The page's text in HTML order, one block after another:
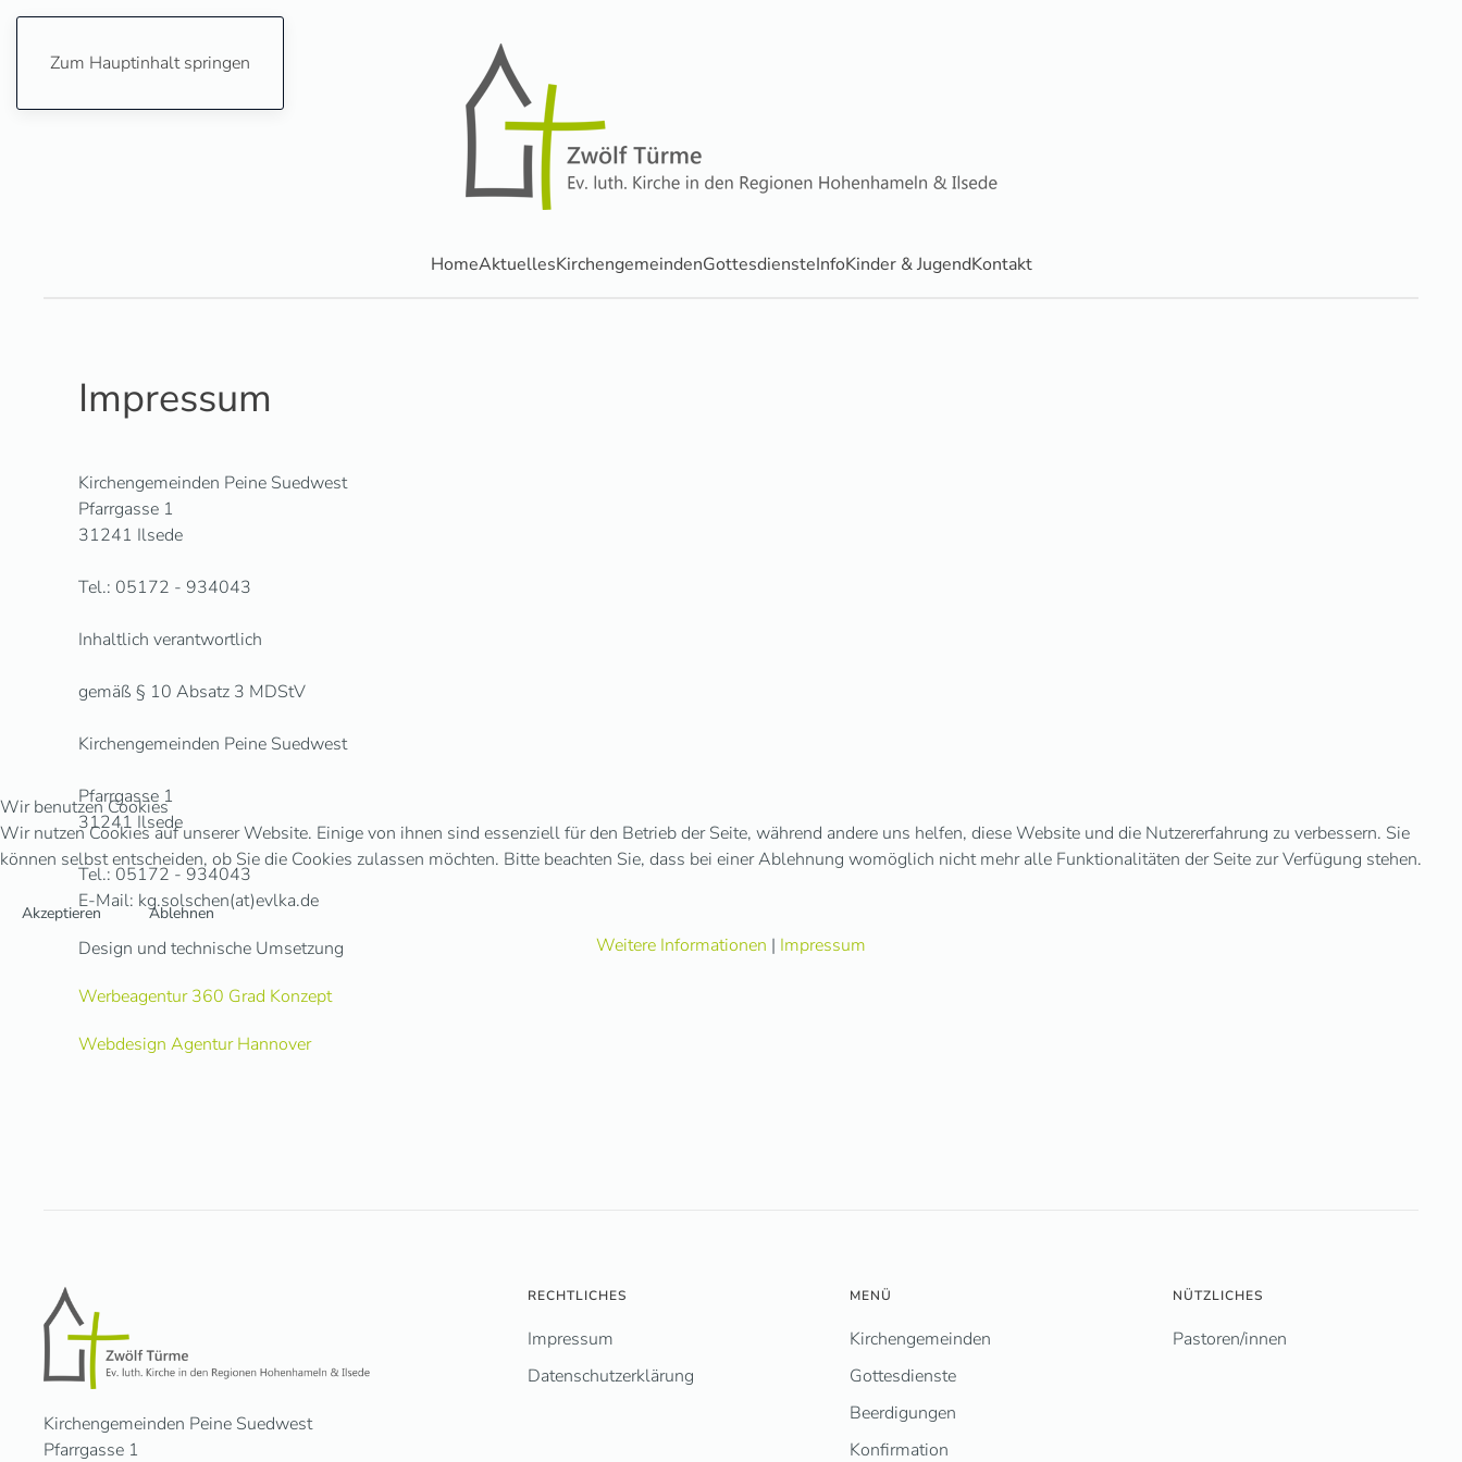
Zum Hauptinhalt springen
HomeAktuellesKirchengemeindenGottesdiensteInfoKinder & JugendKontakt
Impressum
Kirchengemeinden Peine Suedwest
Pfarrgasse 1
31241 Ilsede
Tel.: 05172 - 934043
Inhaltlich verantwortlich
gemäß § 10 Absatz 3 MDStV
Kirchengemeinden Peine Suedwest
Pfarrgasse 1
31241 Ilsede
Tel.: 05172 - 934043
E-Mail: kg.solschen(at)evlka.de
Design und technische Umsetzung
Werbeagentur 360 Grad Konzept
Webdesign Agentur Hannover
Kirchengemeinden Peine Suedwest
Pfarrgasse 1
RECHTLICHES
Impressum
Datenschutzerklärung
MENÜ
Kirchengemeinden
Gottesdienste
Beerdigungen
Konfirmation
NÜTZLICHES
Pastoren/innen
Wir benutzen Cookies
Wir nutzen Cookies auf unserer Website. Einige von ihnen sind essenziell für den Betrieb der Seite, während andere uns helfen, diese Website und die Nutzererfahrung zu verbessern. Sie
können selbst entscheiden, ob Sie die Cookies zulassen möchten. Bitte beachten Sie, dass bei einer Ablehnung womöglich nicht mehr alle Funktionalitäten der Seite zur Verfügung stehen.
Akzeptieren Ablehnen
Weitere Informationen | Impressum